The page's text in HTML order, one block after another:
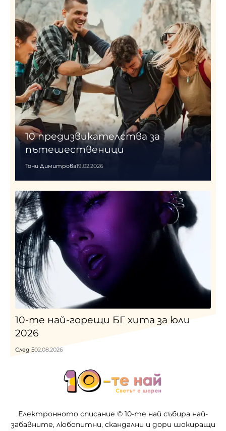
10 предизвикателства за
пътешественици
Тони Димитрова19.02.2026
10-те най-горещи БГ хита за юли
2026
След 502.08.2026
Електронното списание © 10-те най събира най-
забавните, любопитни, скандални и дори шокиращи